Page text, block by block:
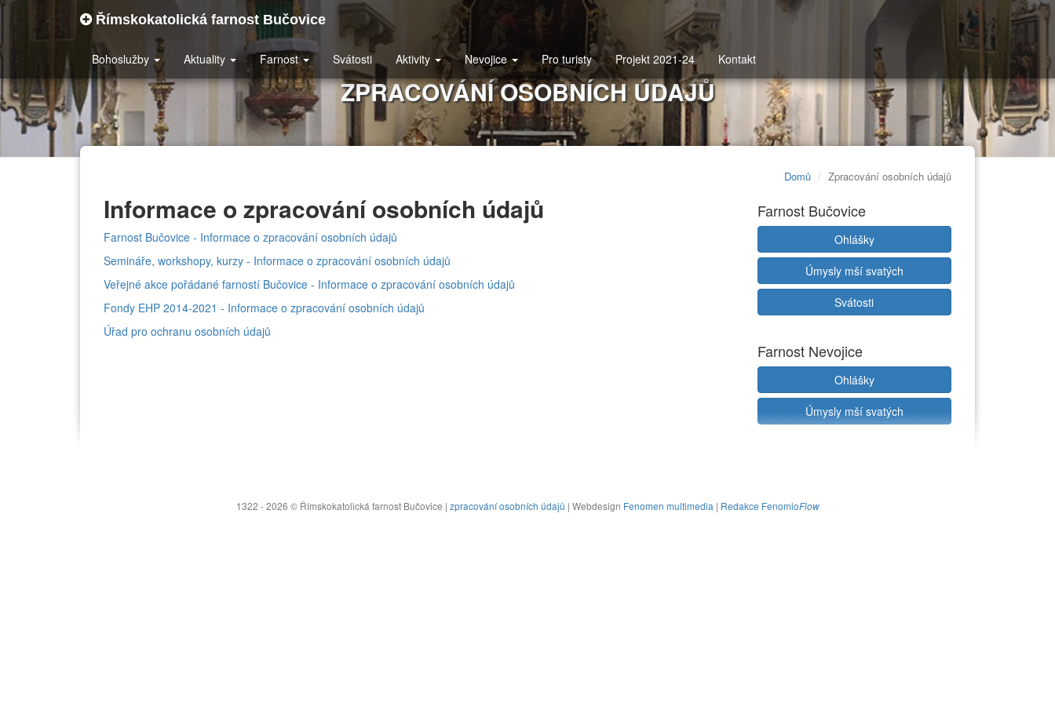
Římskokatolická farnost Bučovice
Bohoslužby Aktuality Farnost Svátosti Aktivity Nevojice Pro turisty Projekt 2021-24 Kontakt
ZPRACOVÁNÍ OSOBNÍCH ÚDAJŮ
Domů Zpracování osobních údajů
Informace o zpracování osobních údajů
Farnost Bučovice - Informace o zpracování osobních údajů
Semináře, workshopy, kurzy - Informace o zpracování osobních údajů
Veřejné akce pořádané farností Bučovice - Informace o zpracování osobních údajů
Fondy EHP 2014-2021 - Informace o zpracování osobních údajů
Úřad pro ochranu osobních údajů
Farnost Bučovice
Ohlášky
Úmysly mší svatých
Svátosti
Farnost Nevojice
Ohlášky
Úmysly mší svatých
1322 - 2026 © Římskokatolická farnost Bučovice | zpracování osobních údajů | Webdesign Fenomen multimedia | Redakce FenomioFlow